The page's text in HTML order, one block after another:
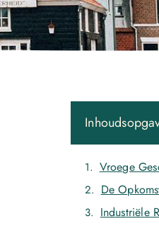
Vroege
De
Industriële